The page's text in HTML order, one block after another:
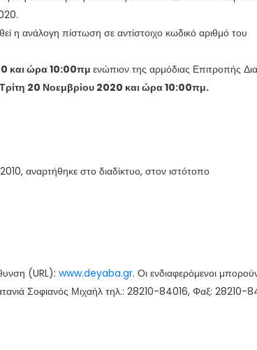
η ανάλογη πίστωση σε αντίστοιχο κωδικό αριθμό του
και ώρα 10:00πμ ενώπιον της αρμόδιας Επιτροπής
Τρίτη 20 Νοεμβρίου 2020 και ώρα 10:00πμ.
αναρτήθηκε στο διαδίκτυο, στον ιστότοπο
(URL): www.deyaba.gr. Οι ενδιαφερόμενοι
Σοφιανός Μιχαήλ τηλ.: 28210-84016, Φαξ: 28210-